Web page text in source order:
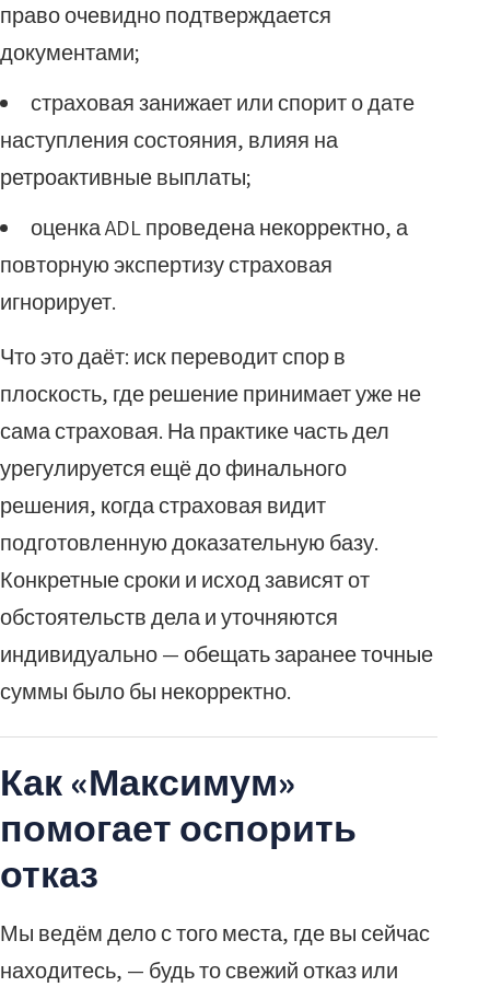
право очевидно подтверждается
документами;
страховая занижает или спорит о дате
наступления состояния, влияя на
ретроактивные выплаты;
оценка ADL проведена некорректно, а
повторную экспертизу страховая
игнорирует.
Что это даёт: иск переводит спор в
плоскость, где решение принимает уже не
сама страховая. На практике часть дел
урегулируется ещё до финального
решения, когда страховая видит
подготовленную доказательную базу.
Конкретные сроки и исход зависят от
обстоятельств дела и уточняются
индивидуально — обещать заранее точные
суммы было бы некорректно.
Как «Максимум»
помогает оспорить
отказ
Мы ведём дело с того места, где вы сейчас
находитесь, — будь то свежий отказ или